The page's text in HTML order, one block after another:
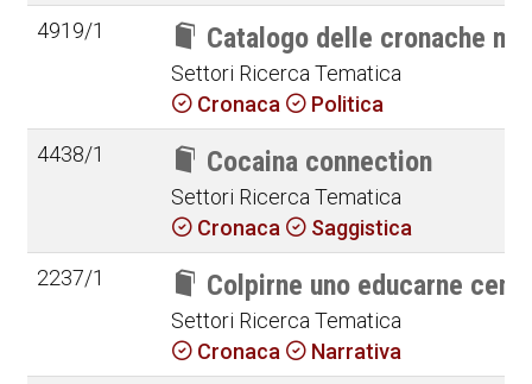
4919/1
Catalogo delle cronache
Settori Ricerca Tematica
Cronaca
Politica
4438/1
Cocaina connection
Settori Ricerca Tematica
Cronaca
Saggistica
2237/1
Colpirne uno educarne
Settori Ricerca Tematica
Cronaca
Narrativa